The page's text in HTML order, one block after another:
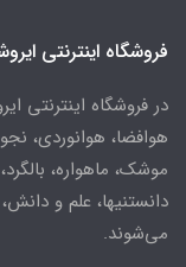
فروشگاه اینترنتی
در فروشگاه اینترنتی
هوافضا، هوانوردی،
موشک، ماهواره،
دانستنیها، علم و
می‌شوند.